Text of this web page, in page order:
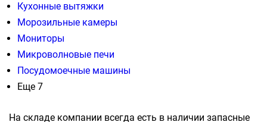
Кухонные вытяжки
Морозильные камеры
Мониторы
Микроволновые печи
Посудомоечные машины
Еще 7
На складе компании всегда есть в наличии запасные